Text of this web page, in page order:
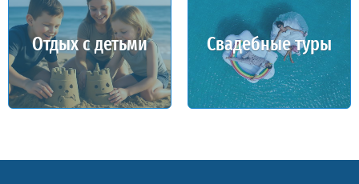
Отдых с детьми Свадебные туры